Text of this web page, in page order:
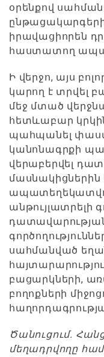
օրենքով
իրավացիորեն
հաստատող
Ի վերջո, այս
կարող է տրվել
մեջ մտած
հետևաբար
պահպանել
կանոնագրքի
վերաբերվել
մասնակիցներին
անթույլատրելի
սահմանված
բացարկների,
բողոքների
Ծանուցում.
մեղադրվողը